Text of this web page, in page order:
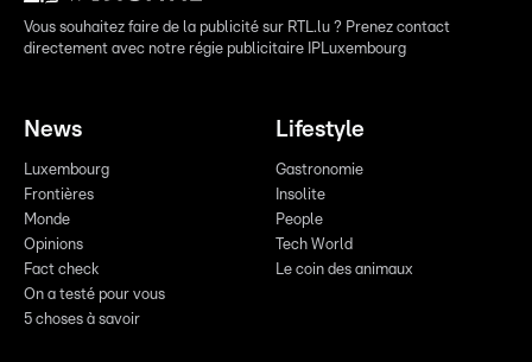
Vous souhaitez faire de la publicité sur RTL.lu ? Prenez contact
directement avec notre régie publicitaire IPLuxembourg
News
Luxembourg
Frontières
Monde
Opinions
Fact check
On a testé pour vous
5 choses à savoir
Lifestyle
Gastronomie
Insolite
People
Tech World
Le coin des animaux